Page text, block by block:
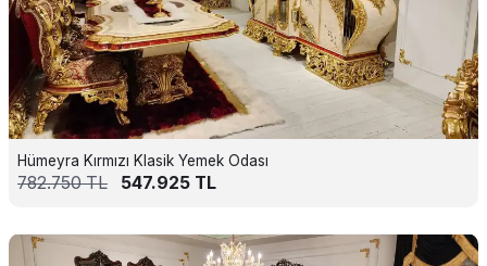
Hümeyra Kırmızı Klasik Yemek Odası
782.750TL 547.925 TL